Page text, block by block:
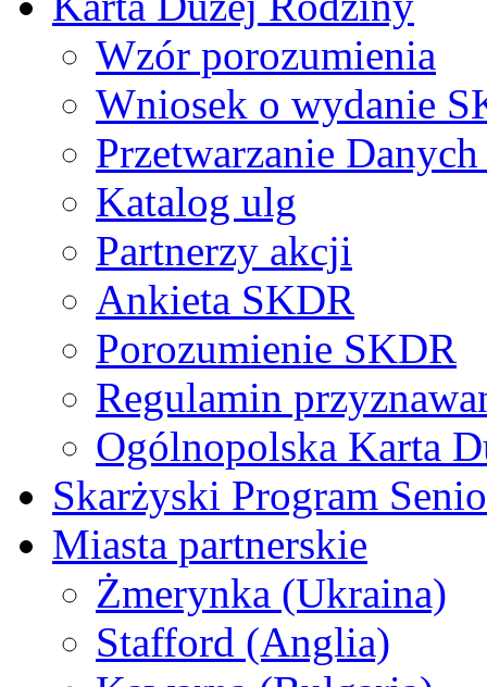
Wzór porozumienia
Wniosek o wydanie
Przetwarzanie
Katalog ulg
Partnerzy akcji
Ankieta SKDR
Porozumienie SKDR
Regulamin
Ogólnopolska Karta
Skarżyski Program
Miasta partnerskie
Żmerynka (Ukraina)
Stafford (Anglia)